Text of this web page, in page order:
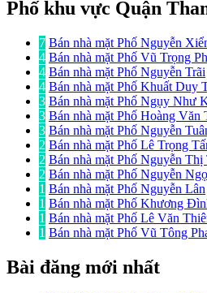
Phố khu vực Quận
7 Bán nhà mặt Phố Nguyễn
4 Bán nhà mặt Phố Vũ Trọng
4 Bán nhà mặt Phố Nguyễn Trãi
4 Bán nhà mặt Phố Khuất Duy
3 Bán nhà mặt Phố Ngụy Như
3 Bán nhà mặt Phố Hoàng Văn
3 Bán nhà mặt Phố Nguyễn
2 Bán nhà mặt Phố Lê Trọng
2 Bán nhà mặt Phố Nguyễn Thị
2 Bán nhà mặt Phố Nguyễn
1 Bán nhà mặt Phố Nguyễn Lân
1 Bán nhà mặt Phố Khương
1 Bán nhà mặt Phố Lê Văn
1 Bán nhà mặt Phố Vũ Tông
Bài đăng mới nhất